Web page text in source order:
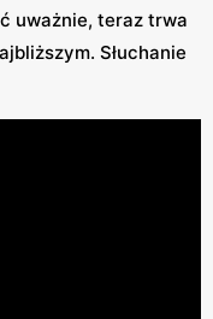
uważnie, teraz trwa
Słuchanie